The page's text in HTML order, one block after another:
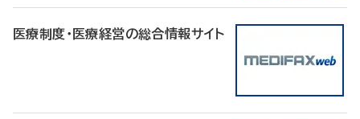
医療制度・医療経営の総合情報サイト